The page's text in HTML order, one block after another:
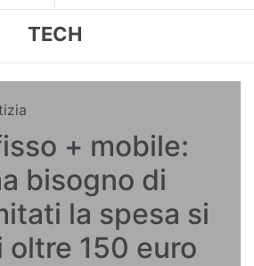
TECH
+ mobile:
bisogno di
la spesa si
oltre 150 euro